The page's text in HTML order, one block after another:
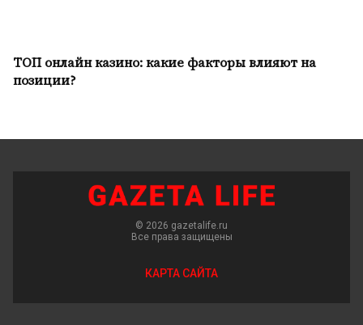
ТОП онлайн казино: какие факторы влияют на
позиции?
© 2026 gazetalife.ru
Все права защищены
КАРТА САЙТА